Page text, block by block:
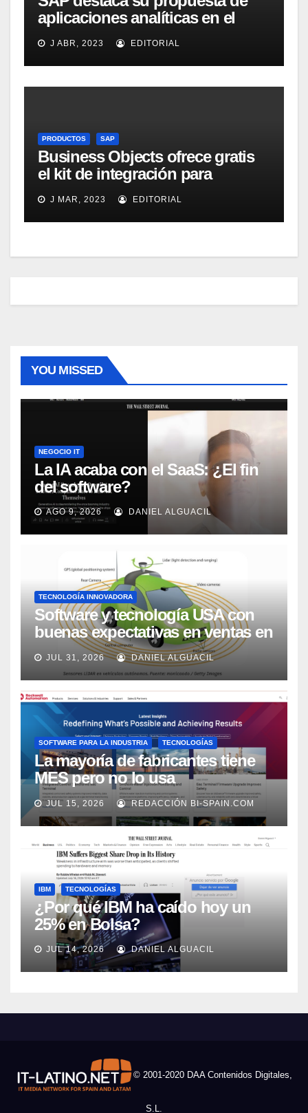
aplicaciones analíticas en el
mercado español
J ABR, 2023 EDITORIAL
PRODUCTOS SAP
Business Objects ofrece gratis
el kit de integración para
Micrososft Office SharePoint
Server 2007
J MAR, 2023 EDITORIAL
YOU MISSED
NEGOCIO IT
La IA acaba con el SaaS: ¿El fin
del software?
AGO 9, 2026 DANIEL ALGUACIL
TECNOLOGÍA INNOVADORA
Software y tecnología USA con
buenas expectativas en ventas en
los próximos 2 años, según
Market Watch
JUL 31, 2026 DANIEL ALGUACIL
SOFTWARE PARA LA INDUSTRIA TECNOLOGÍAS
La mayoría de fabricantes tiene
MES pero no lo usa
adecuadamente, según Rockwell
Automation
JUL 15, 2026 REDACCIÓN BI-SPAIN.COM
IBM TECNOLOGÍAS
¿Por qué IBM ha caído hoy un
25% en Bolsa?
JUL 14, 2026 DANIEL ALGUACIL
© 2001-2020 DAA Contenidos Digitales,
S.L.